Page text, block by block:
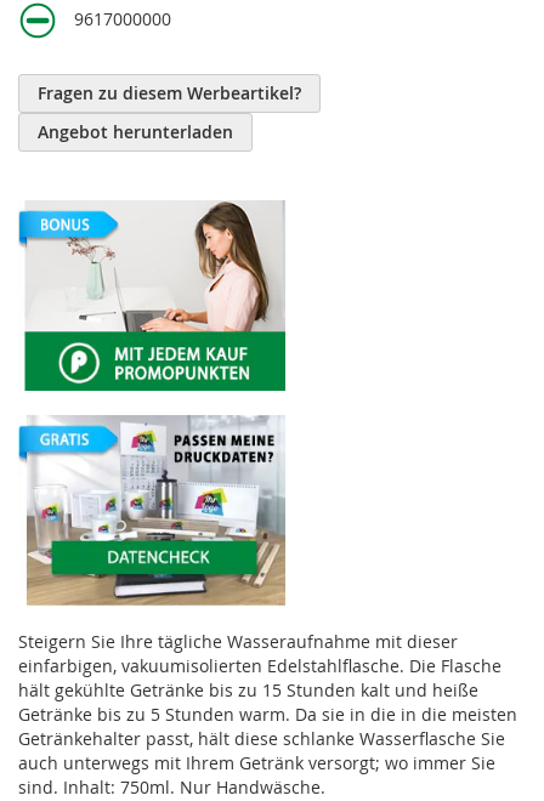
9617000000
Fragen zu diesem Werbeartikel?
Angebot herunterladen
Steigern Sie Ihre tägliche Wasseraufnahme mit dieser
einfarbigen, vakuumisolierten Edelstahlflasche. Die Flasche
hält gekühlte Getränke bis zu 15 Stunden kalt und heiße
Getränke bis zu 5 Stunden warm. Da sie in die in die meisten
Getränkehalter passt, hält diese schlanke Wasserflasche Sie
auch unterwegs mit Ihrem Getränk versorgt; wo immer Sie
sind. Inhalt: 750ml. Nur Handwäsche.